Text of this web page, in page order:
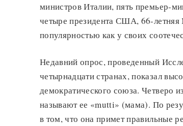
министров Италии, пять премьер-
четыре президента США, 66-летняя
популярностью как у своих
Недавний опрос, проведенный
четырнадцати странах, показал
демократического союза. Четверо
называют ее «mutti» (мама). По
в том, что она примет правильные